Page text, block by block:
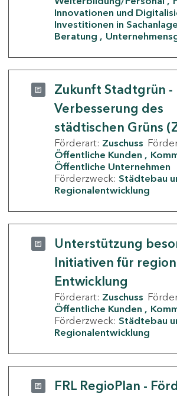
Innovationen und
Investitionen in
Beratung
Zukunft Stadtgrün -
Verbesserung des
städtischen Grüns
Förderart: Zuschuss
Öffentliche Kunden
Öffentliche Unternehmen
Förderzweck: Städtebau
Regionalentwicklung
Unterstützung
Initiativen für
Entwicklung
Förderart: Zuschuss
Öffentliche Kunden
Förderzweck: Städtebau
Regionalentwicklung
FRL RegioPlan -